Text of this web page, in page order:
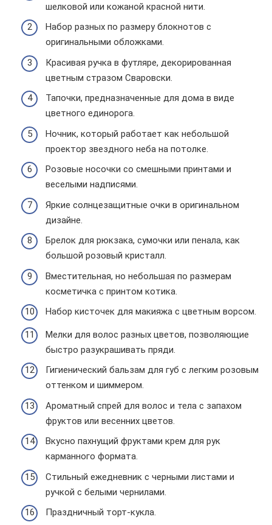
шелковой или кожаной красной нити.
Набор разных по размеру блокнотов с
оригинальными обложками.
Красивая ручка в футляре, декорированная
цветным стразом Сваровски.
Тапочки, предназначенные для дома в виде
цветного единорога.
Ночник, который работает как небольшой
проектор звездного неба на потолке.
Розовые носочки со смешными принтами и
веселыми надписями.
Яркие солнцезащитные очки в оригинальном
дизайне.
Брелок для рюкзака, сумочки или пенала, как
большой розовый кристалл.
Вместительная, но небольшая по размерам
косметичка с принтом котика.
Набор кисточек для макияжа с цветным ворсом.
Мелки для волос разных цветов, позволяющие
быстро разукрашивать пряди.
Гигиенический бальзам для губ с легким розовым
оттенком и шиммером.
Ароматный спрей для волос и тела с запахом
фруктов или весенних цветов.
Вкусно пахнущий фруктами крем для рук
карманного формата.
Стильный ежедневник с черными листами и
ручкой с белыми чернилами.
Праздничный торт-кукла.